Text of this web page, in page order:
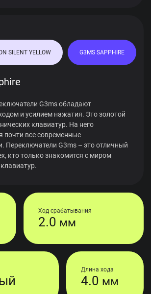
SILENT YELLOW G3MS SAPPHIRE
G3ms обладают
и усилием нажатия. Это золотой
клавиатур. На него
почти все современные
Переключатели G3ms – это отличный
кто только знакомится с миром
Ход срабатывания
2.0 мм
Длина хода
4.0 мм